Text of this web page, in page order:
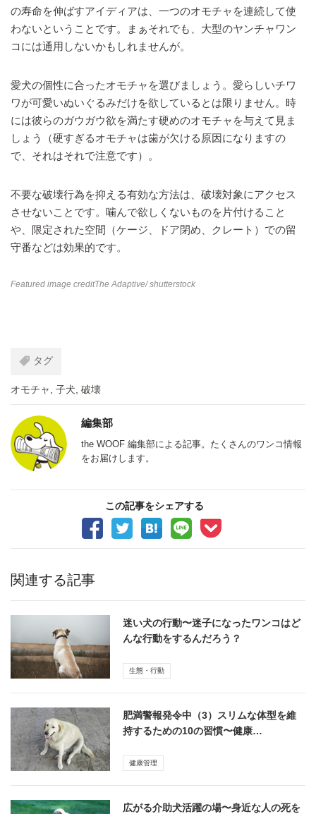
の寿命を伸ばすアイディアは、一つのオモチャを連続して使
わないということです。まぁそれでも、大型のヤンチャワン
コには通用しないかもしれませんが。
愛犬の個性に合ったオモチャを選びましょう。愛らしいチワ
ワが可愛いぬいぐるみだけを欲しているとは限りません。時
には彼らのガウガウ欲を満たす硬めのオモチャを与えて見ま
しょう（硬すぎるオモチャは歯が欠ける原因になりますの
で、それはそれで注意です）。
不要な破壊行為を抑える有効な方法は、破壊対象にアクセス
させないことです。噛んで欲しくないものを片付けること
や、限定された空間（ケージ、ドア閉め、クレート）での留
守番などは効果的です。
Featured image creditThe Adaptive/ shutterstock
タグ
オモチャ 子犬 破壊
編集部
the WOOF 編集部による記事。たくさんのワンコ情報
をお届けします。
この記事をシェアする
関連する記事
迷い犬の行動〜迷子になったワンコはど
んな行動をするんだろう？
生態・行動
肥満警報発令中（3）スリムな体型を維
持するための10の習慣〜健康…
健康管理
広がる介助犬活躍の場〜身近な人の死を